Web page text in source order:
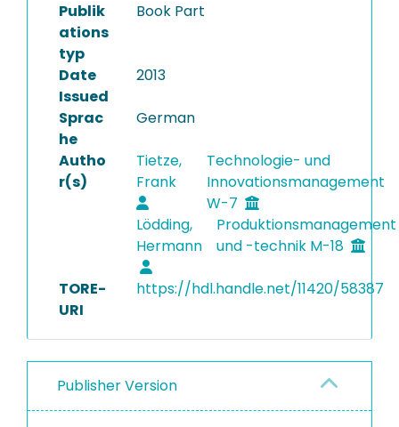
Publik
ations
typ
Book Part
Date
Issued
2013
Sprac
he
German
Autho
r(s)
Tietze,
Frank
Technologie- und
Innovationsmanagement
W-7
Lödding,
Hermann
Produktionsmanagement
und -technik M-18
TORE-
URI
https://hdl.handle.net/11420/58387
Publisher Version